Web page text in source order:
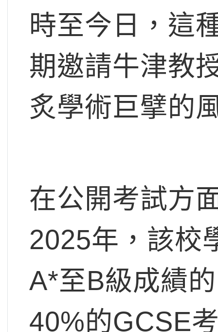
時至今日，這
期邀請牛津教
炙學術巨擘的
在公開考試方
2025年，該校
A*至B級成績
40%的GCSE